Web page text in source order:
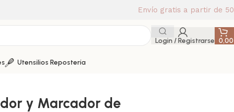
Envío gratis a partir de
Login / Registrarse
Utensilios Repostería
y Marcador de